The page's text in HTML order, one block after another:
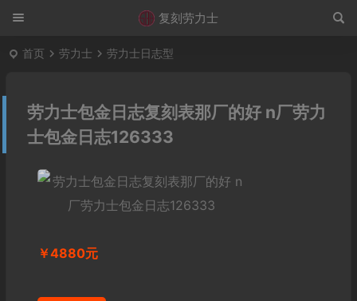
复刻劳力士
首页 劳力士 劳力士日志型
劳力士包金日志复刻表那厂的好 n厂劳力
士包金日志126333
￥4880元